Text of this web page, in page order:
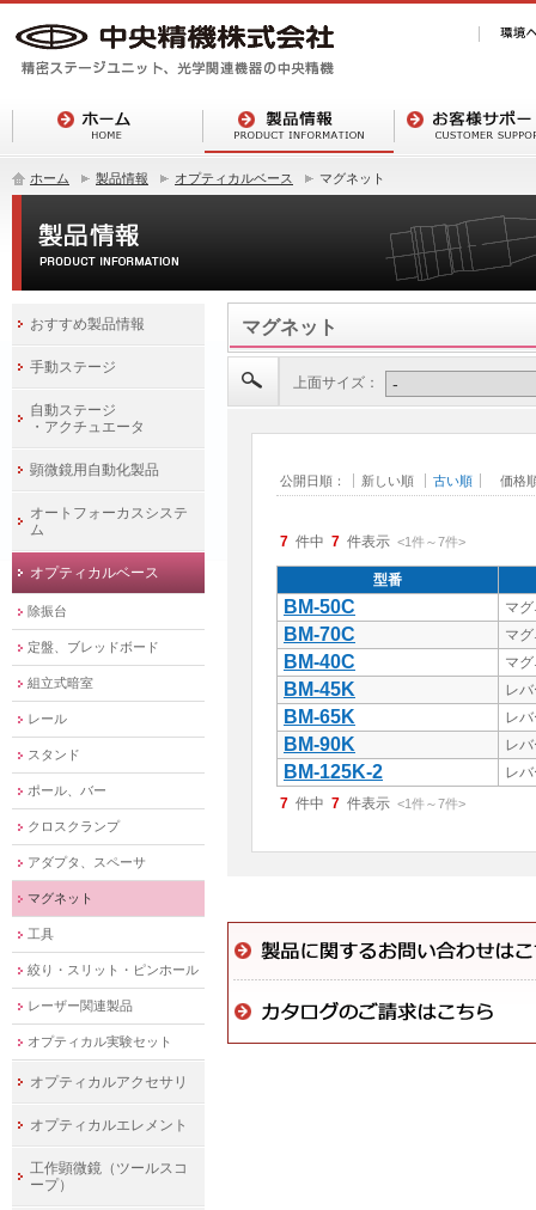
ホーム 製品情報 オプティカルベース マグネット
マグネット
上面サイズ：
公開日順： 新しい順 古い順 価格
7 件中 7 件表示 <1件～7件>
型番
BM-50C マ
BM-70C マ
BM-40C マ
BM-45K レ
BM-65K レ
BM-90K レ
BM-125K-2
レ
7 件中 7 件表示 <1件～7件>
おすすめ製品情報
手動ステージ
自動ステージ
・アクチュエータ
顕微鏡用自動化製品
オートフォーカスシステ
ム
オプティカルベース
除振台
定盤、ブレッドボード
組立式暗室
レール
スタンド
ポール、バー
クロスクランプ
アダプタ、スペーサ
マグネット
工具
絞り・スリット・ピンホール
レーザー関連製品
オプティカル実験セット
オプティカルアクセサリ
オプティカルエレメント
工作顕微鏡（ツールスコ
ープ）